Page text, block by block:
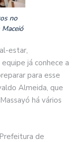
no
estar,
já conhece a
para esse
Almeida, que
há vários
de